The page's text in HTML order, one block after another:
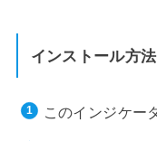
インストール方法
このインジケー